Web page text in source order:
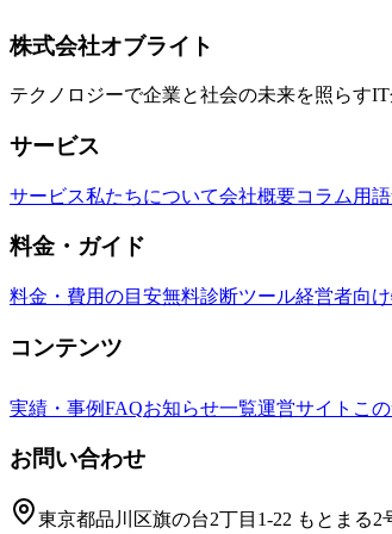
AWS S3
S3 Express One Zone
株式会社オブライト
テクノロジーで企業と社会の未来を照らす
サービス
サービス私たちについて会社概要コラム 用
料金・ガイド
料金・費用の目安無料診断ツール経営者向
コンテンツ
実績・事例FAQお知らせ一覧運営サイト こ
お問い合わせ
東京都品川区旗の台2丁目1-22 もとまる2